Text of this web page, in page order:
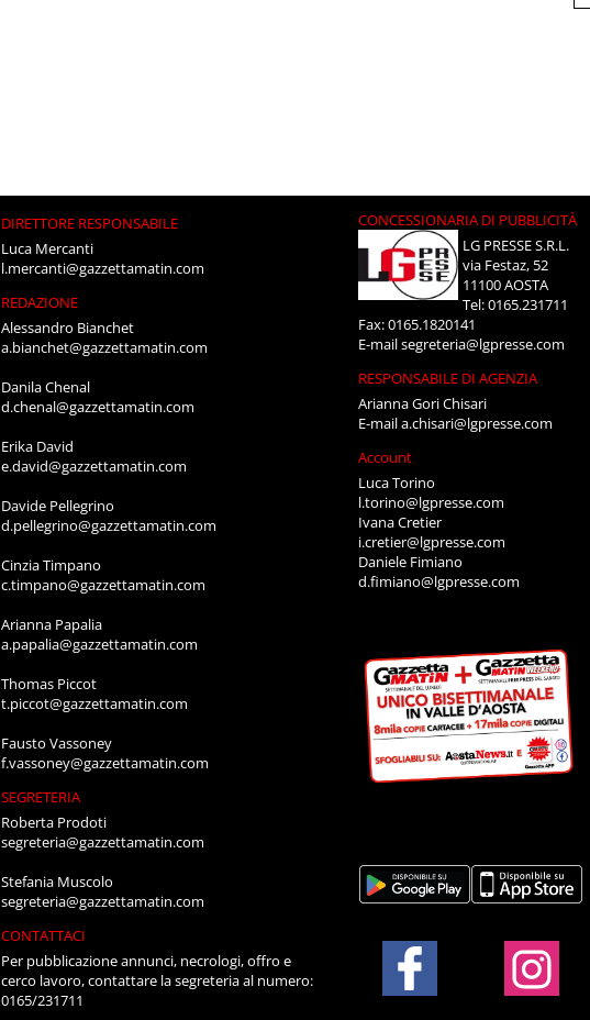
DIRETTORE RESPONSABILE
Luca Mercanti
l.mercanti@gazzettamatin.com
REDAZIONE
Alessandro Bianchet
a.bianchet@gazzettamatin.com
Danila Chenal
d.chenal@gazzettamatin.com
Erika David
e.david@gazzettamatin.com
Davide Pellegrino
d.pellegrino@gazzettamatin.com
Cinzia Timpano
c.timpano@gazzettamatin.com
Arianna Papalia
a.papalia@gazzettamatin.com
Thomas Piccot
t.piccot@gazzettamatin.com
Fausto Vassoney
f.vassoney@gazzettamatin.com
SEGRETERIA
Roberta Prodoti
segreteria@gazzettamatin.com
Stefania Muscolo
segreteria@gazzettamatin.com
CONTATTACI
Per pubblicazione annunci, necrologi, offro e
cerco lavoro, contattare la segreteria al numero:
0165/231711
CONCESSIONARIA DI PUBBLICITÀ
LG PRESSE S.R.L.
via Festaz, 52
11100 AOSTA
Tel: 0165.231711
Fax: 0165.1820141
E-mailsegreteria@lgpresse.com
RESPONSABILE DI AGENZIA
Arianna Gori Chisari
E-maila.chisari@lgpresse.com
Account
Luca Torino
l.torino@lgpresse.com
Ivana Cretier
i.cretier@lgpresse.com
Daniele Fimiano
d.fimiano@lgpresse.com